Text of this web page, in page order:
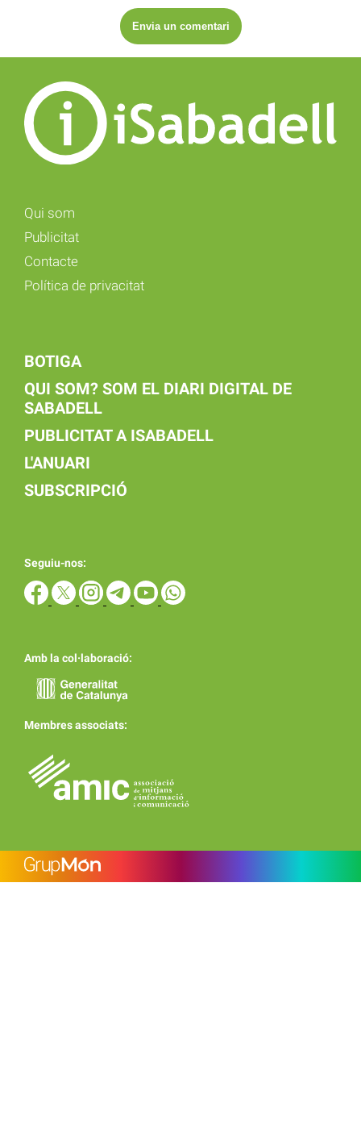
Qui som
Publicitat
Contacte
Política de privacitat
BOTIGA
QUI SOM? SOM EL DIARI DIGITAL DE
SABADELL
PUBLICITAT A ISABADELL
L'ANUARI
SUBSCRIPCIÓ
Seguiu-nos:
Amb la col·laboració:
Membres associats: